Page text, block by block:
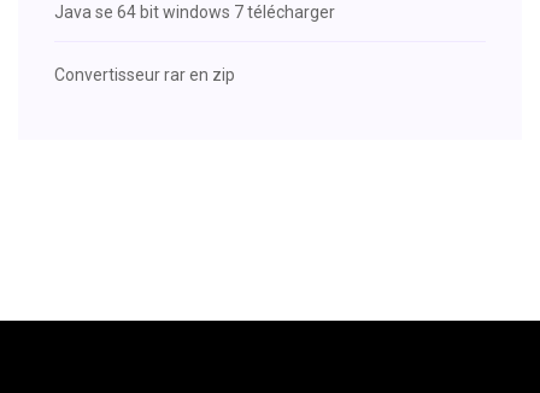
Java se 64 bit windows 7 télécharger
Convertisseur rar en zip